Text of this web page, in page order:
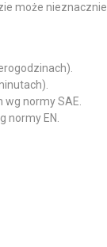
może
normy SAE.
normy EN.